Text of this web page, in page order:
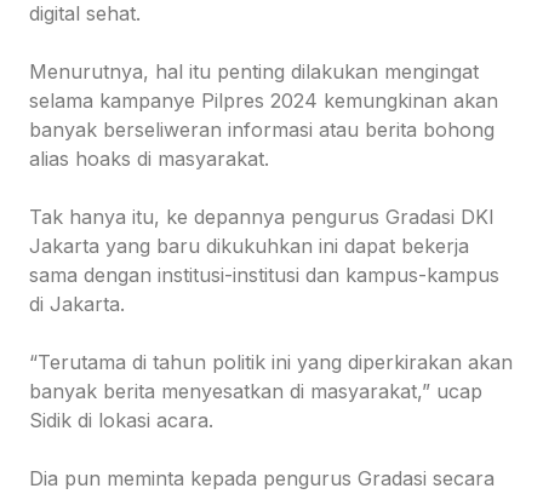
digital sehat.
Menurutnya, hal itu penting dilakukan mengingat
selama kampanye Pilpres 2024 kemungkinan akan
banyak berseliweran informasi atau berita bohong
alias hoaks di masyarakat.
Tak hanya itu, ke depannya pengurus Gradasi DKI
Jakarta yang baru dikukuhkan ini dapat bekerja
sama dengan institusi-institusi dan kampus-kampus
di Jakarta.
“Terutama di tahun politik ini yang diperkirakan akan
banyak berita menyesatkan di masyarakat,” ucap
Sidik di lokasi acara.
Dia pun meminta kepada pengurus Gradasi secara